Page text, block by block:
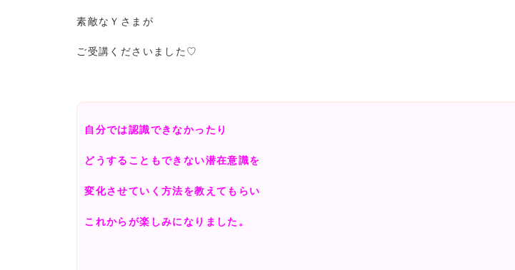
素敵なＹさまが
ご受講くださいました♡
自分では認識できなかったり
どうすることもできない潜在意識を
変化させていく方法を教えてもらい
これからが楽しみになりました。